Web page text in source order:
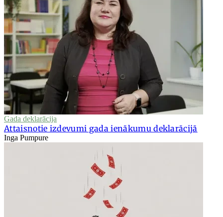
Gada deklarācija
Attaisnotie izdevumi gada ienākumu deklarācijā
Inga Pumpure